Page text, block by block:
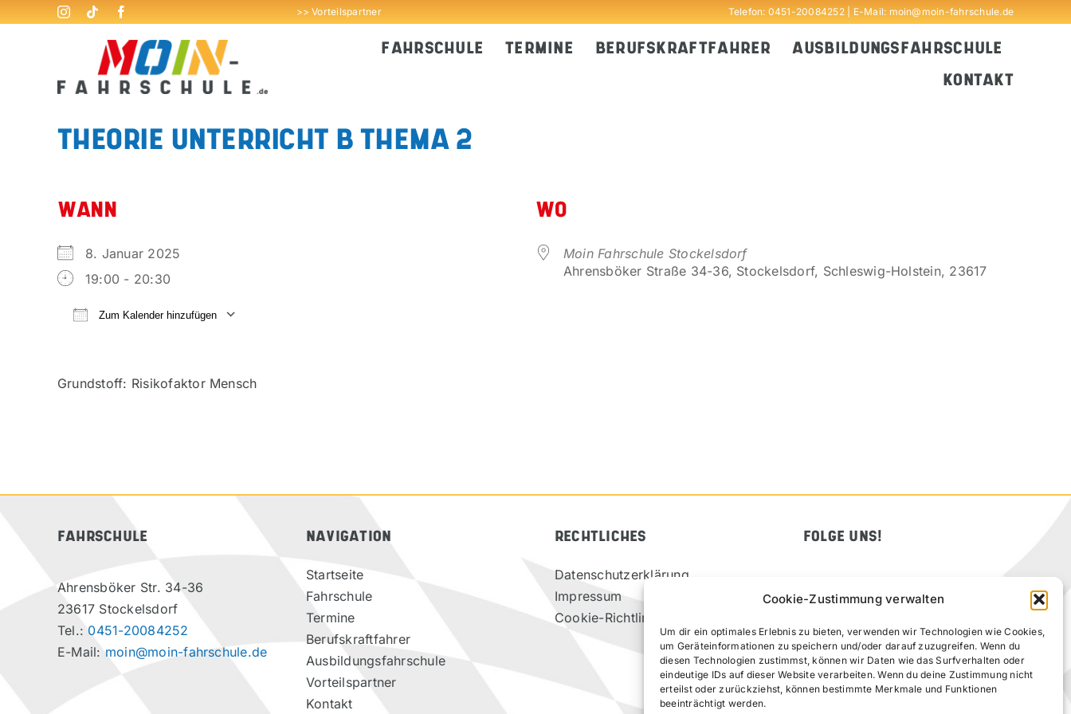
Cookie-Zustimmung verwalten
Um dir ein optimales Erlebnis zu bieten, verwenden wir Technologien wie Cookies,
um Geräteinformationen zu speichern und/oder darauf zuzugreifen. Wenn du
diesen Technologien zustimmst, können wir Daten wie das Surfverhalten oder
eindeutige IDs auf dieser Website verarbeiten. Wenn du deine Zustimmung nicht
erteilst oder zurückziehst, können bestimmte Merkmale und Funktionen
beeinträchtigt werden.
>> Vorteilspartner Telefon: 0451-20084252| E-Mail: moin@moin-fahrschule.de
FAHRSCHULE TERMINE BERUFSKRAFTFAHRER
AUSBILDUNGSFAHRSCHULE
KONTAKT
THEORIE UNTERRICHT B THEMA 2
WANN
8. Januar 2025
19:00 - 20:30
Zum Kalender hinzufügen
WO
Moin Fahrschule Stockelsdorf
Ahrensböker Straße 34-36, Stockelsdorf, Schleswig-Holstein, 23617
Grundstoff: Risikofaktor Mensch
FAHRSCHULE
Ahrensböker Str. 34-36
23617 Stockelsdorf
Tel.:0451-20084252
E-Mail: moin@moin-fahrschule.de
NAVIGATION
Startseite
Fahrschule
Termine
Berufskraftfahrer
Ausbildungsfahrschule
Vorteilspartner
Kontakt
RECHTLICHES
Datenschutzerklärung
Impressum
Cookie-Richtlinie (EU)
FOLGE UNS!